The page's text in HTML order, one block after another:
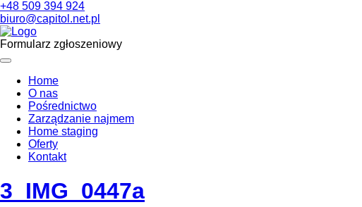
+48 509 394 924
biuro@capitol.net.pl
Formularz zgłoszeniowy
Home
O nas
Pośrednictwo
Zarządzanie najmem
Home staging
Oferty
Kontakt
3_IMG_0447a